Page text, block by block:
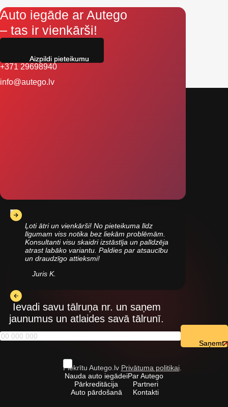
Auto iegāde ar Autego
– tas ir vienkārši!
+371 29698940
info@autego.lv
Ļoti ātri un vienkārši! No pieteikuma līdz
līgumam viss notika bez liekām problēmām.
Konsultanti visu skaidri izstāstīja un palīdzēja
atrast labāko variantu. Paldies par atsaucību
un draudzīgo attieksmi!
Juris K.
Ievadi savu tālruņa nr. un saņem
jaunumus un atlaides savā tālrunī.
Piekrītu Autego.lv Privātuma politikai.
Nauda auto iegādei
Pārkreditācija
Auto pārdošanā
Par Autego
Partneri
Kontakti